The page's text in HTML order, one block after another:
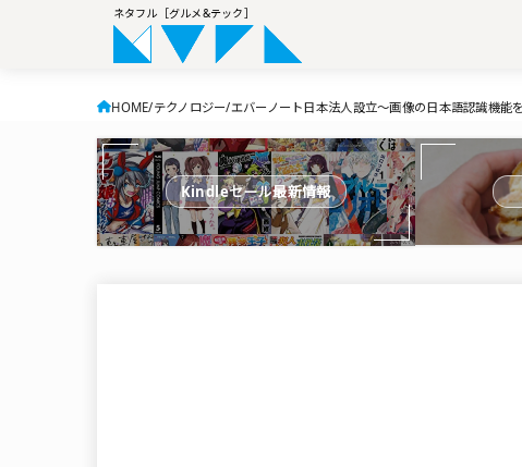
ネタフル［グルメ&テック］
HOME テクノロジー エバーノート日本法人設立〜画像の日本語認識機能
Kindleセール最新情報